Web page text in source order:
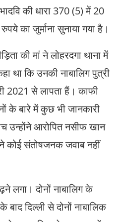
की धारा 370 (5) में 20
का जुर्माना सुनाया गया है।
की मां ने लोहरदगा थाना में
था कि उनकी नाबालिग पुत्री
2021 से लापता हैं। काफी
के बारे में कुछ भी जानकारी
उन्होंने आरोपित नसीफ खान
कोई संतोषजनक जवाब नहीं
लगा। दोनों नाबालिग के
दिल्ली से दोनों नाबालिक